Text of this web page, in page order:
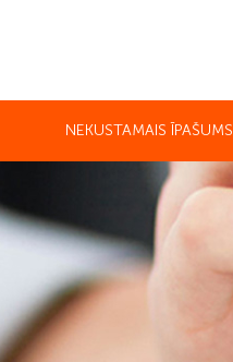
NEKUSTAMAIS ĪPAŠUMS